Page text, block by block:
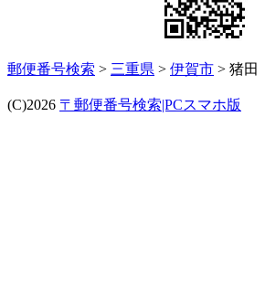
郵便番号検索 > 三重県 > 伊賀市 > 猪田
(C)2026 〒郵便番号検索|PCスマホ版